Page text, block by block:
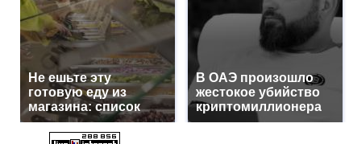
Не ешьте эту
готовую еду из
магазина: список
В ОАЭ произошло
жестокое убийство
криптомиллионера